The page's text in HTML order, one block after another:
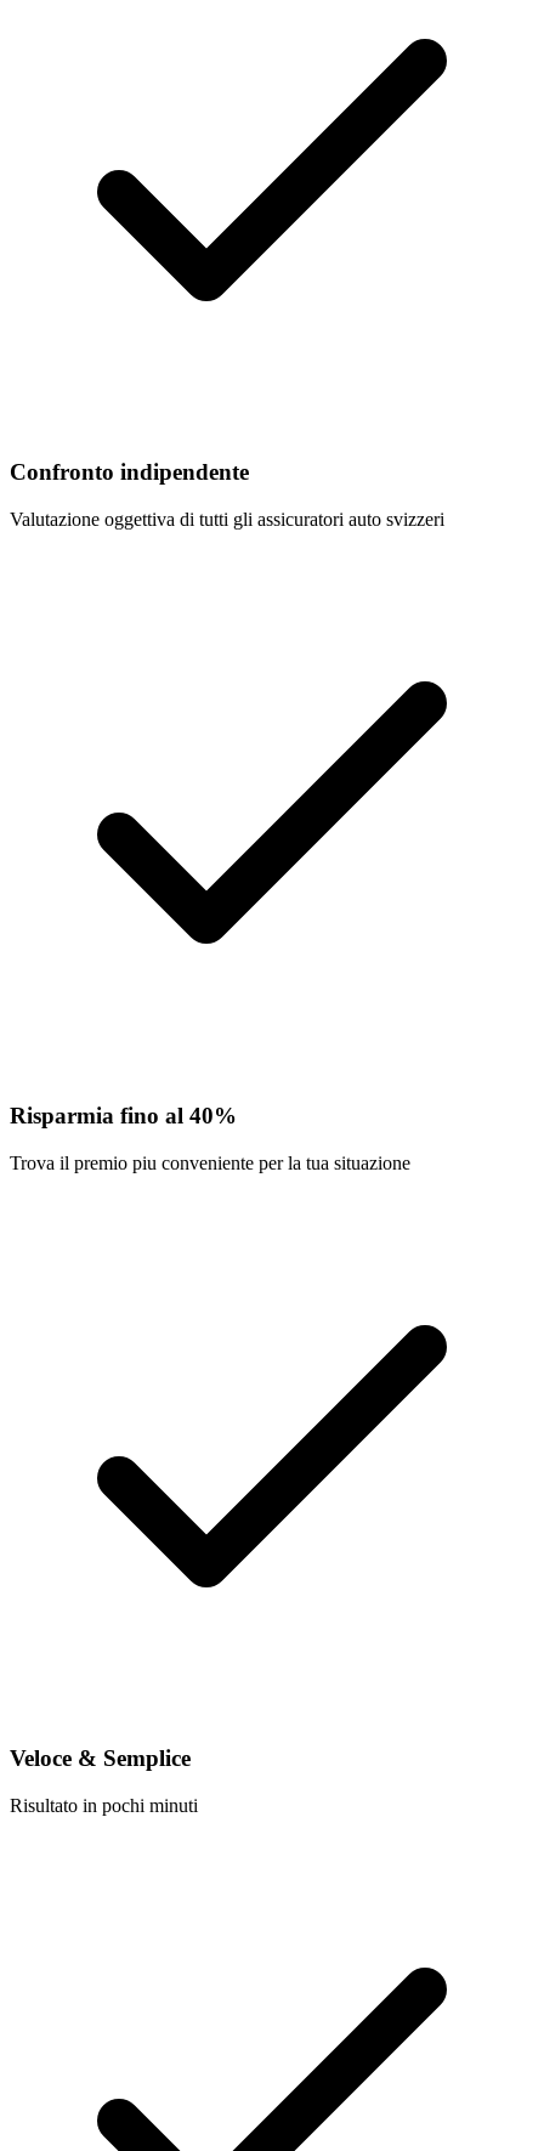
Confronto indipendente
Valutazione oggettiva di tutti gli assicuratori auto svizzeri
Risparmia fino al 40%
Trova il premio piu conveniente per la tua situazione
Veloce & Semplice
Risultato in pochi minuti